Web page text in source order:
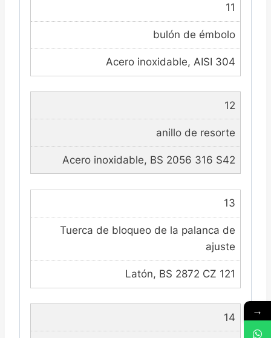
11
bulón de émbolo
Acero inoxidable, AISI 304
12
anillo de resorte
Acero inoxidable, BS 2056 316 S42
13
Tuerca de bloqueo de la palanca de
ajuste
Latón, BS 2872 CZ 121
14 →